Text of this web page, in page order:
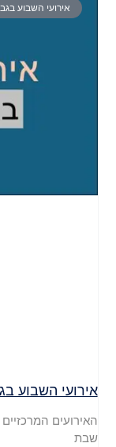
אירועי השבוע
אירועי השבוע בגבעתיים
האירועים
שבת